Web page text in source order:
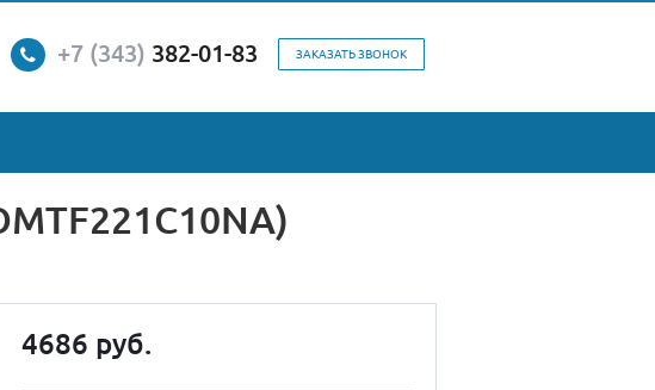
ЗАКАЗАТЬ ЗВОНОК
+7 (343) 382-01-83
4686 руб.